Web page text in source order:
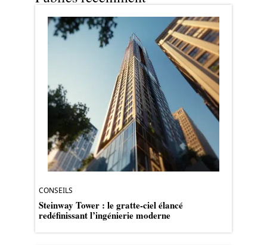
CONSEILS
Steinway Tower : le gratte-ciel élancé
redéfinissant l’ingénierie moderne